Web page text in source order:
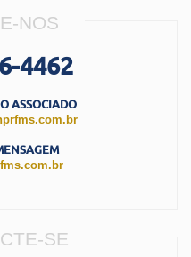
NOS
4462
ASSOCIADO
SE